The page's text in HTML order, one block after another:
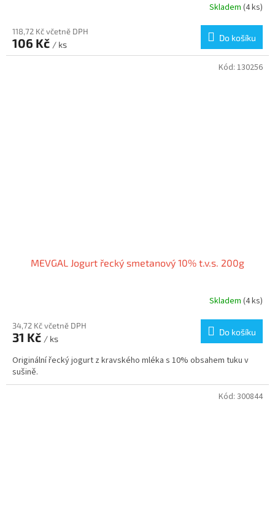
Skladem (4 ks)
118,72 Kč včetně DPH
106 Kč / ks
Do košíku
MEVGAL Jogurt řecký smetanový 10% t.v.s. 200g
Skladem (4 ks)
34,72 Kč včetně DPH
31 Kč / ks
Do košíku
Originální řecký jogurt z kravského mléka s 10% obsahem tuku v
sušině.
Kód: 130256
Kód: 300844